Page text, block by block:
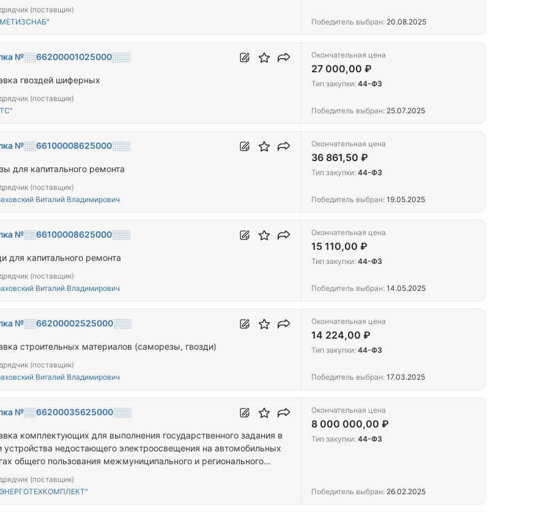
(поставщик)
Победитель выбран: 20.08.2025
№░░66200001025000░░░
гвоздей шиферных
(поставщик)
Окончательная цена
27 000,00 ₽
Тип закупки: 44-ФЗ
Победитель выбран: 25.07.2025
№░░66100008625000░░░
для капитального ремонта
(поставщик)
Виталий Владимирович
Окончательная цена
36 861,50 ₽
Тип закупки: 44-ФЗ
Победитель выбран: 19.05.2025
№░░66100008625000░░░
для капитального ремонта
(поставщик)
Виталий Владимирович
Окончательная цена
15 110,00 ₽
Тип закупки: 44-ФЗ
Победитель выбран: 14.05.2025
№░░66200002525000░░░
строительных материалов (саморезы, гвозди)
(поставщик)
Виталий Владимирович
Окончательная цена
14 224,00 ₽
Тип закупки: 44-ФЗ
Победитель выбран: 17.03.2025
№░░66200035625000░░░
комплектующих для выполнения государственного задания в
устройства недостающего электроосвещения на автомобильных
общего пользования межмуниципального и регионального
(поставщик)
Окончательная цена
8 000 000,00 ₽
Тип закупки: 44-ФЗ
Победитель выбран: 26.02.2025